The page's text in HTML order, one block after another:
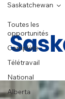
Toutes les
opportunités
Complète
Télétravail
National
Alberta
Saskatchewan